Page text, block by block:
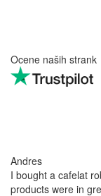
Ocene naših strank
Andres
I bought a cafelat
products were in